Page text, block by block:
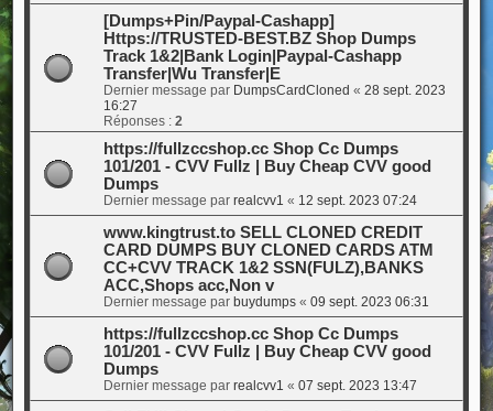
[Dumps+Pin/Paypal-Cashapp]
Https://TRUSTED-BEST.BZ Shop Dumps
Track 1&2|Bank Login|Paypal-Cashapp
Transfer|Wu Transfer|E
Dernier message par DumpsCardCloned « 28 sept. 2023
16:27
Réponses : 2
https://fullzccshop.cc Shop Cc Dumps
101/201 - CVV Fullz | Buy Cheap CVV good
Dumps
Dernier message par realcvv1 « 12 sept. 2023 07:24
www.kingtrust.to SELL CLONED CREDIT
CARD DUMPS BUY CLONED CARDS ATM
CC+CVV TRACK 1&2 SSN(FULZ),BANKS
ACC,Shops acc,Non v
Dernier message par buydumps« 09 sept. 2023 06:31
https://fullzccshop.cc Shop Cc Dumps
101/201 - CVV Fullz | Buy Cheap CVV good
Dumps
Dernier message par realcvv1 « 07 sept. 2023 13:47